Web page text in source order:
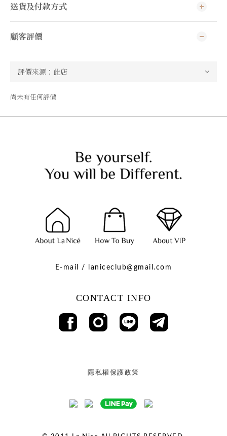
送貨及付款方式
顧客評價
尚未有任何評價
E-mail / laniceclub@gmail.com
CONTACT INFO
隱私權保護政策